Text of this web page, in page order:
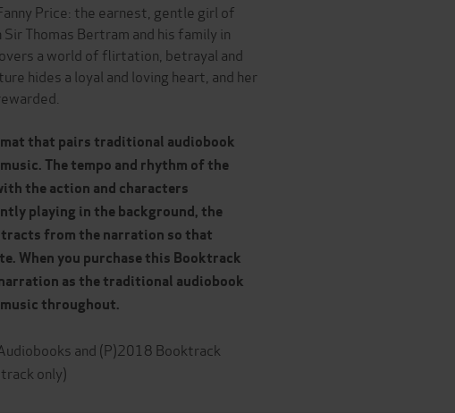
Price: the earnest, gentle girl of
Thomas Bertram and his family in
a world of flirtation, betrayal and
hides a loyal and loving heart, and her
that pairs traditional audiobook
The tempo and rhythm of the
the action and characters
playing in the background, the
from the narration so that
When you purchase this Booktrack
as the traditional audiobook
throughout.
and (P)2018 Booktrack